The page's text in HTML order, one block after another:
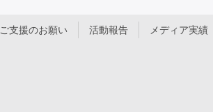
ご支援のお願い 活動報告 メディア実績